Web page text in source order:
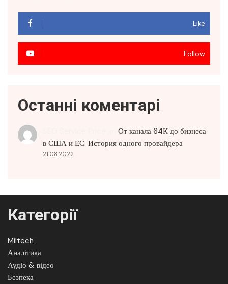
Like
Follow
Останні коментарі
От канала 64К до бизнеса
в США и ЕС. История одного провайдера
21.08.2022
Категорії
Miltech
Аналітика
Аудіо & відео
Безпека